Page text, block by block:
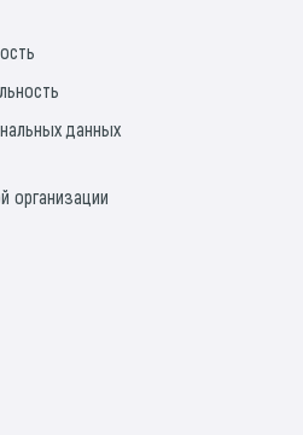
данных
организации